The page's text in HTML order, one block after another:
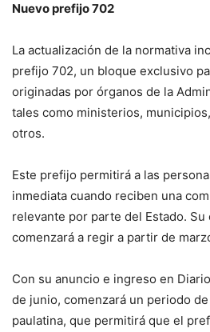
Nuevo prefijo 702
La actualización de la normativa
prefijo 702, un bloque exclusivo
originadas por órganos de la
tales como ministerios,
otros.
Este prefijo permitirá a las
inmediata cuando reciben una
relevante por parte del Estado.
comenzará a regir a partir de
Con su anuncio e ingreso en
de junio, comenzará un periodo
paulatina, que permitirá que el